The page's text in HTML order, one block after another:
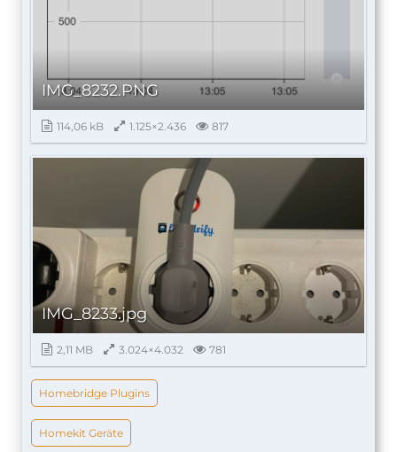
IMG_8232.PNG
114,06 kB 1.125×2.436 817
IMG_8233.jpg
2,11 MB 3.024×4.032 781
Homebridge Plugins
Homekit Geräte